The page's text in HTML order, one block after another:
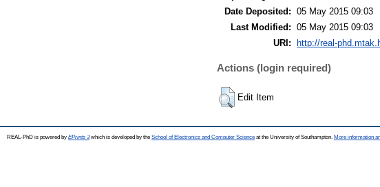
Date Deposited: 05 May 2015 09:03
Last Modified: 05 May 2015 09:03
URI:
http://real-
Actions (login required)
Edit Item
REAL-PhD is powered by EPrints 3which is developed by the School of Electronics and Computer Science at the University of Southampton. More information